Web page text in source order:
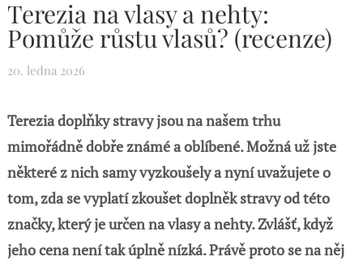
Terezia na vlasy a nehty:
Pomůže růstu vlasů? (recenze)
20. ledna 2026
Terezia doplňky stravy jsou na našem trhu
mimořádně dobře známé a oblíbené. Možná už jste
některé z nich samy vyzkoušely a nyní uvažujete o
tom, zda se vyplatí zkoušet doplněk stravy od této
značky, který je určen na vlasy a nehty. Zvlášť, když
jeho cena není tak úplně nízká. Právě proto se na něj